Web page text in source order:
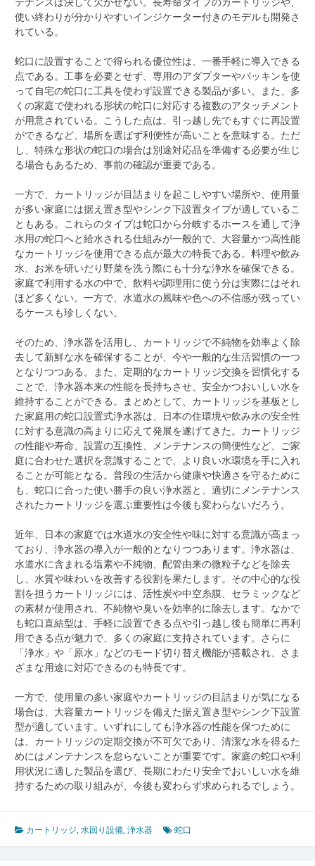
使い終わりが分かりやすいインジケーター付きのモデルも開発さ
れている。
蛇口に設置することで得られる優位性は、一番手軽に導入できる
点である。工事を必要とせず、専用のアダプターやパッキンを使
って自宅の蛇口に工具を使わず設置できる製品が多い。また、多
くの家庭で使われる形状の蛇口に対応する複数のアタッチメント
が用意されている。こうした点は、引っ越し先でもすぐに再設置
ができるなど、場所を選ばず利便性が高いことを意味する。ただ
し、特殊な形状の蛇口の場合は別途対応品を準備する必要が生じ
る場合もあるため、事前の確認が重要である。
一方で、カートリッジが目詰まりを起こしやすい場所や、使用量
が多い家庭には据え置き型やシンク下設置タイプが適しているこ
ともある。これらのタイプは蛇口から分岐するホースを通して浄
水用の蛇口へと給水される仕組みが一般的で、大容量かつ高性能
なカートリッジを使用できる点が最大の特長である。料理や飲み
水、お米を研いだり野菜を洗う際にも十分な浄水を確保できる。
家庭で利用する水の中で、飲料や調理用に使う分は実際にはそれ
ほど多くない。一方で、水道水の風味や色への不信感が残ってい
るケースも珍しくない。
そのため、浄水器を活用し、カートリッジで不純物を効率よく除
去して新鮮な水を確保することが、今や一般的な生活習慣の一つ
となりつつある。また、定期的なカートリッジ交換を習慣化する
ことで、浄水器本来の性能を長持ちさせ、安全かつおいしい水を
維持することができる。まとめとして、カートリッジを基板とし
た家庭用の蛇口設置式浄水器は、日本の住環境や飲み水の安全性
に対する意識の高まりに応えて発展を遂げてきた。カートリッジ
の性能や寿命、設置の互換性、メンテナンスの簡便性など、ご家
庭に合わせた選択を意識することで、より良い水環境を手に入れ
ることが可能となる。普段の生活から健康や快適さを守るために
も、蛇口に合った使い勝手の良い浄水器と、適切にメンテナンス
されたカートリッジを選ぶ重要性は今後も変わらないだろう。
近年、日本の家庭では水道水の安全性や味に対する意識が高まっ
ており、浄水器の導入が一般的となりつつあります。浄水器は、
水道水に含まれる塩素や不純物、配管由来の微粒子などを除去
し、水質や味わいを改善する役割を果たします。その中心的な役
割を担うカートリッジには、活性炭や中空糸膜、セラミックなど
の素材が使用され、不純物や臭いを効率的に除去します。なかで
も蛇口直結型は、手軽に設置できる点や引っ越し後も簡単に再利
用できる点が魅力で、多くの家庭に支持されています。さらに
「浄水」や「原水」などのモード切り替え機能が搭載され、さま
ざまな用途に対応できるのも特長です。
一方で、使用量の多い家庭やカートリッジの目詰まりが気になる
場合は、大容量カートリッジを備えた据え置き型やシンク下設置
型が適しています。いずれにしても浄水器の性能を保つために
は、カートリッジの定期交換が不可欠であり、清潔な水を得るた
めにはメンテナンスを怠らないことが重要です。家庭の蛇口や利
用状況に適した製品を選び、長期にわたり安全でおいしい水を維
持するための取り組みが、今後も変わらず求められるでしょう。
カートリッジ,水回り設備,浄水器 蛇口